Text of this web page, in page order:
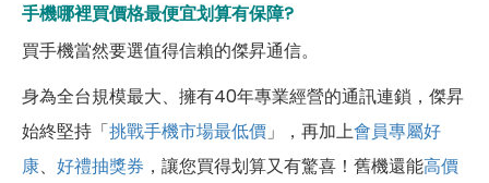
手機哪裡買價格最便宜划算有保障?
買手機當然要選值得信賴的傑昇通信。
身為全台規模最大、擁有40年專業經營的通訊連鎖，傑昇
始終堅持「挑戰手機市場最低價 」，再加上會員專屬好
康、 好禮抽獎券 ，讓您買得划算又有驚喜！舊機還能高價